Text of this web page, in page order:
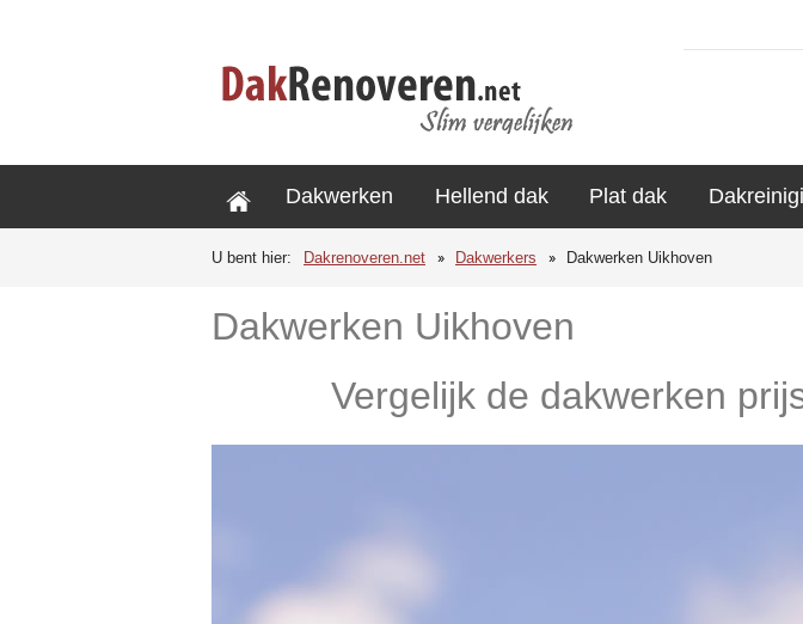
Dakwerken Hellend dak Plat dak
U bent hier: Dakrenoveren.net Dakwerkers Dakwerken Uikhoven
Dakwerken Uikhoven
Vergelijk de dakwerken